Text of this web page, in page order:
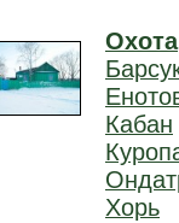
Охота
Кабан
Хорь